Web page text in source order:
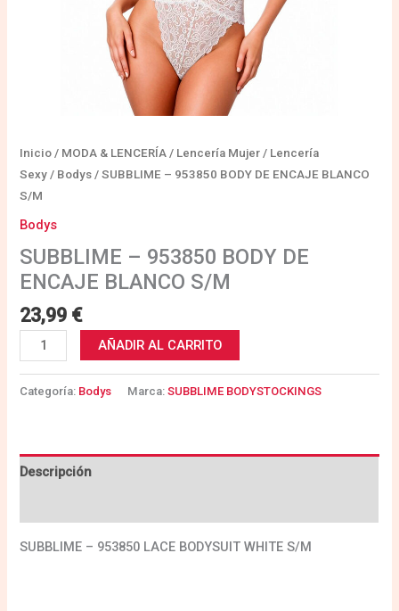
Inicio / MODA & LENCERÍA / Lencería Mujer / Lencería
Sexy / Bodys / SUBBLIME – 953850 BODY DE ENCAJE BLANCO
S/M
Bodys
SUBBLIME – 953850 BODY DE
ENCAJE BLANCO S/M
23,99 €
AÑADIR AL CARRITO
Categoría: Bodys Marca:SUBBLIME BODYSTOCKINGS
Descripción
SUBBLIME – 953850 LACE BODYSUIT WHITE S/M